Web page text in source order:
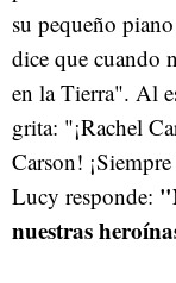
su pequeño
dice que cuando
en la Tierra". Al
grita: "¡Rachel
Carson!
Lucy responde:
nuestras